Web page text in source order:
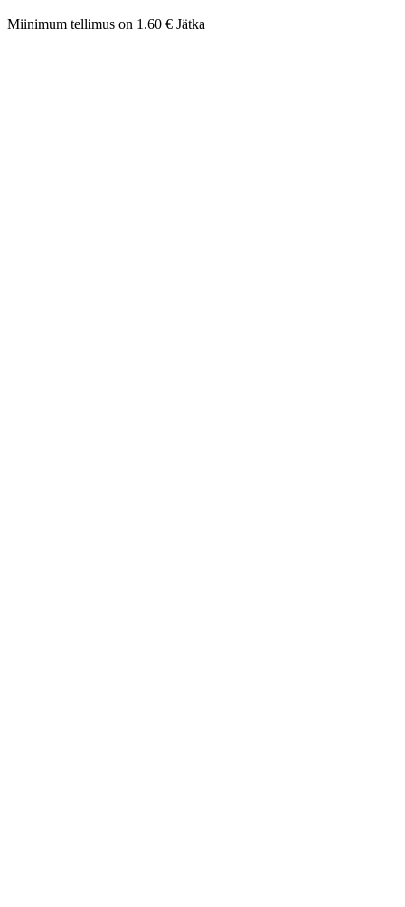
Miinimum tellimus on 1.60 € Jätka